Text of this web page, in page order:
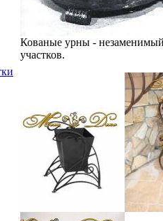
Кованые урны - незаменимый
участков.